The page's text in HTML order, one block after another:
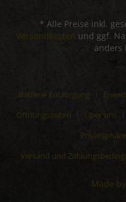
* Alle Preise inkl.
Versandkosten und ggf.
anders
Batterie Entsorgung
Öffnungszeiten
Über uns
Versand und
Made